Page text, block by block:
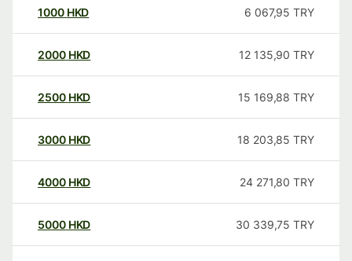
1000 HKD 6 067,95 TRY
2000 HKD 12 135,90 TRY
2500 HKD 15 169,88 TRY
3000 HKD 18 203,85 TRY
4000 HKD 24 271,80 TRY
5000 HKD 30 339,75 TRY